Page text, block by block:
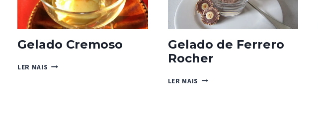
Gelado Cremoso
LER MAIS GELADO
Gelado de Ferrero
Rocher
LER MAIS GELADO